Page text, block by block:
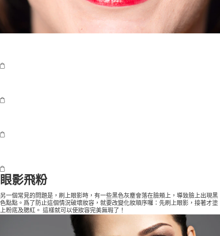
眼影飛粉
另一個常見的問題是，刷上眼影時，有一些黑色灰塵會落在臉頰上，導致臉上出現黑
色點點。爲了防止這個情況破壞妝容，就要改變化妝順序囉：先刷上眼影，接著才塗
上粉底及腮紅。 這樣就可以使妝容完美無瑕了！